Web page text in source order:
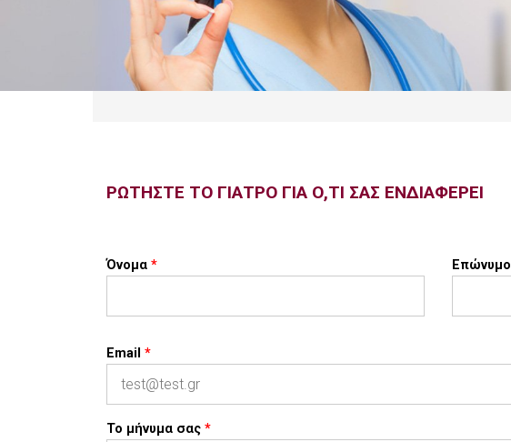
ΡΩΤΗΣΤΕ ΤΟ ΓΙΑΤΡΟ ΓΙΑ Ο,ΤΙ ΣΑΣ ΕΝΔΙΑΦΕΡΕΙ
Όνομα * Επώνυμο
Email *
Το μήνυμα σας *